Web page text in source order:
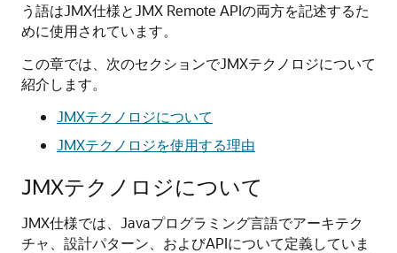
う語はJMX仕様とJMX Remote APIの両方を記述するた
めに使用されています。
この章では、次のセクションでJMXテクノロジについて
紹介します。
JMXテクノロジについて
JMXテクノロジを使用する理由
JMXテクノロジについて
JMX仕様では、Javaプログラミング言語でアーキテク
チャ、設計パターン、およびAPIについて定義していま